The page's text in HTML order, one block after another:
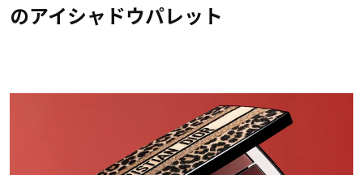
のアイシャドウパレット